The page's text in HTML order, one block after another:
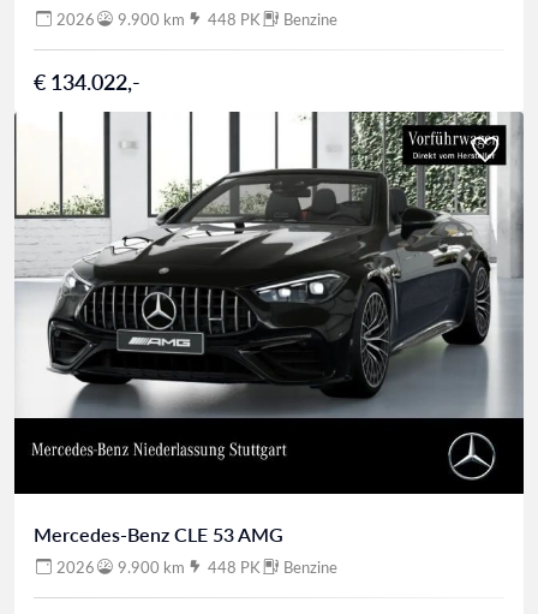
2026 9.900 km 448 PK Benzine
€ 134.022,-
Mercedes-Benz CLE 53 AMG
2026 9.900 km 448 PK Benzine